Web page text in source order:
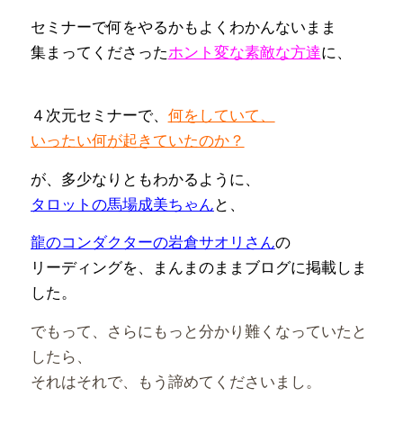
セミナーで何をやるかもよくわかんないまま
集まってくださったホント変な素敵な方達に、
４次元セミナーで、 何をしていて、
いったい何が起きていたのか？
が、多少なりともわかるように、
タロットの馬場成美ちゃんと、
龍のコンダクターの岩倉サオリさんの
リーディングを、まんまのままブログに掲載しま
した。
でもって、さらにもっと分かり難くなっていたと
したら、
それはそれで、もう諦めてくださいまし。